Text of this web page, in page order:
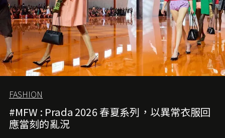
FASHION
#MFW : Prada 2026 春夏系列，以異常衣服回
應當刻的亂況